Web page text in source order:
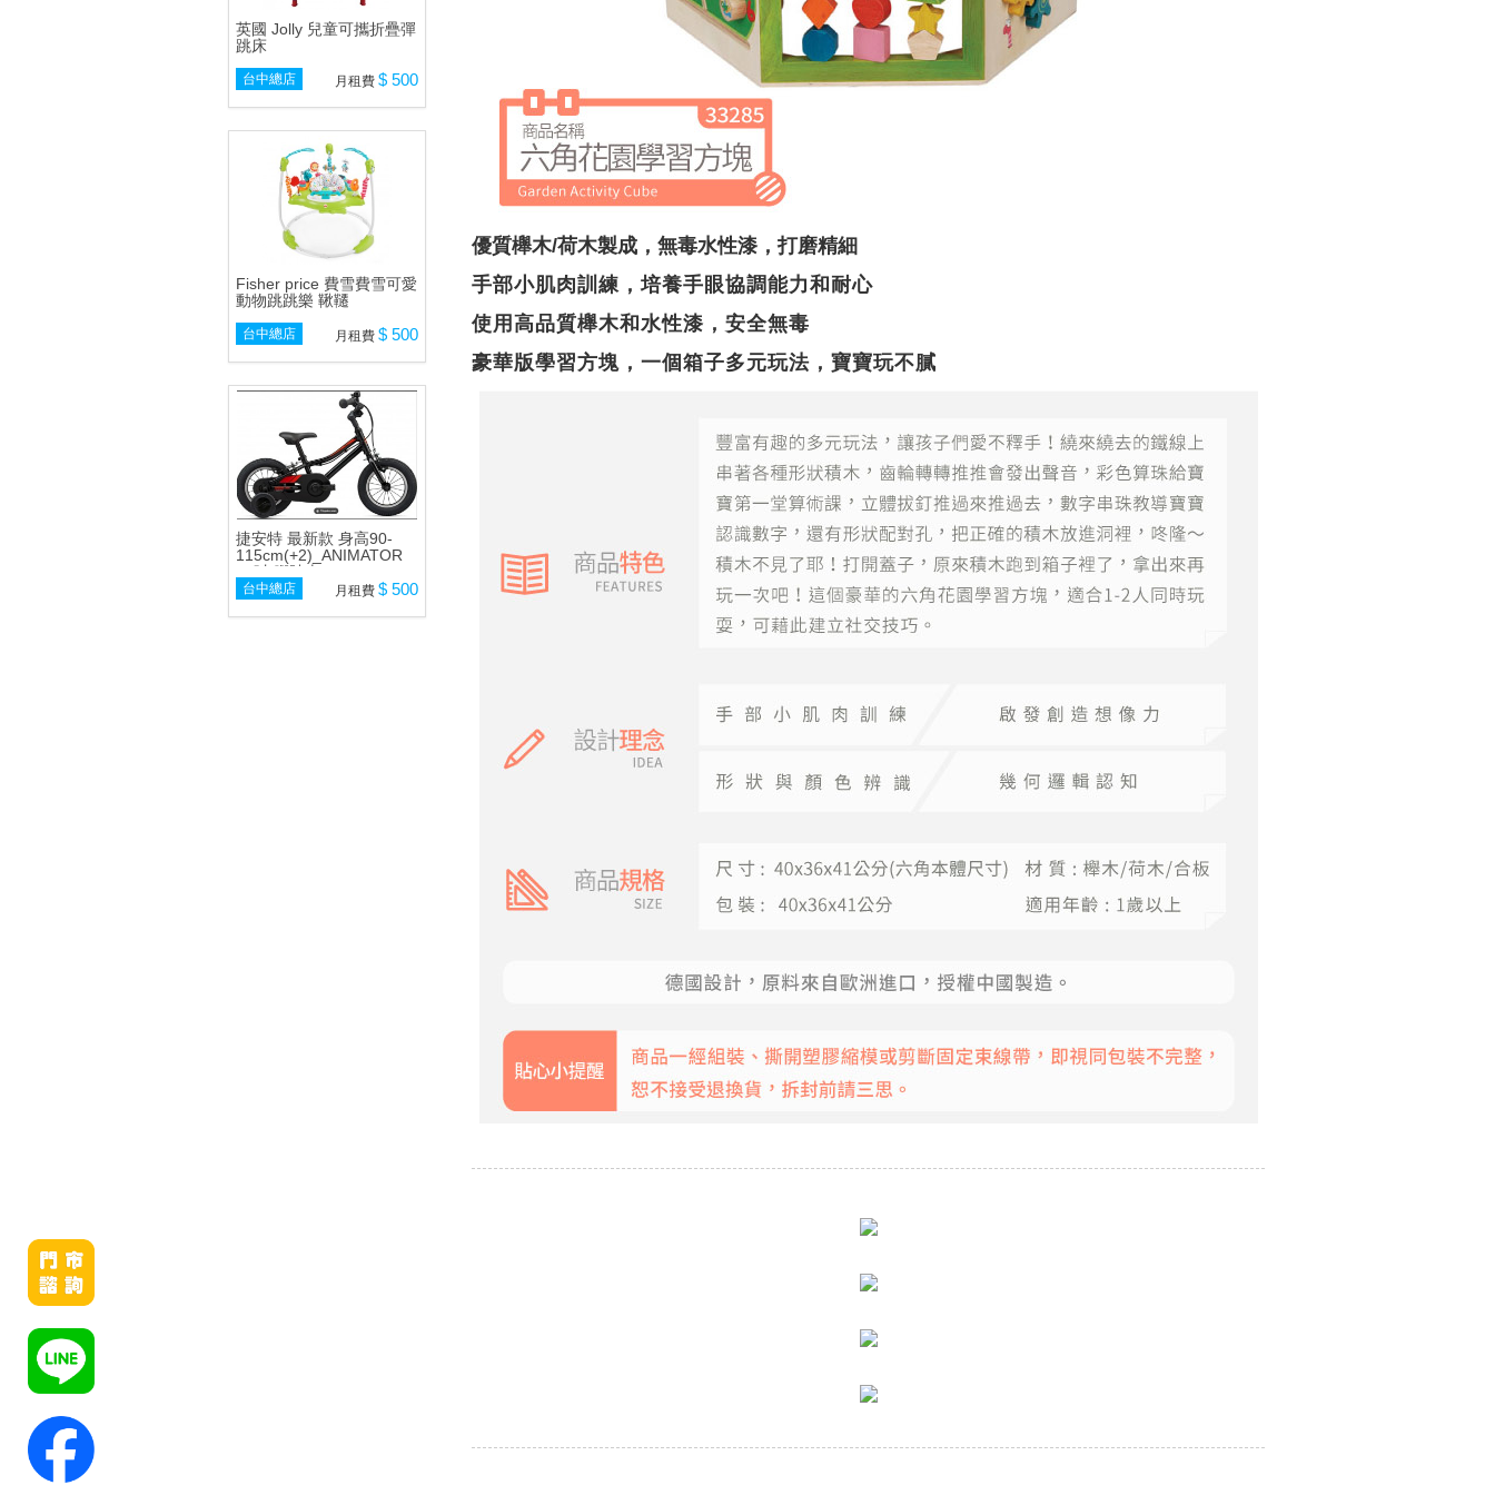
英國 Jolly 兒童可攜折疊彈
跳床
台中總店 月租費 $ 500
Fisher price 費雪費雪可愛
動物跳跳樂 鞦韆
台中總店 月租費 $ 500
捷安特 最新款 身高90-
115cm(+2)_ANIMATOR
12吋 腳踏車
台中總店 月租費 $ 500
優質櫸木/荷木製成，無毒水性漆，打磨精細
手部小肌肉訓練，培養手眼協調能力和耐心
使用高品質櫸木和水性漆，安全無毒
豪華版學習方塊，一個箱子多元玩法，寶寶玩不膩